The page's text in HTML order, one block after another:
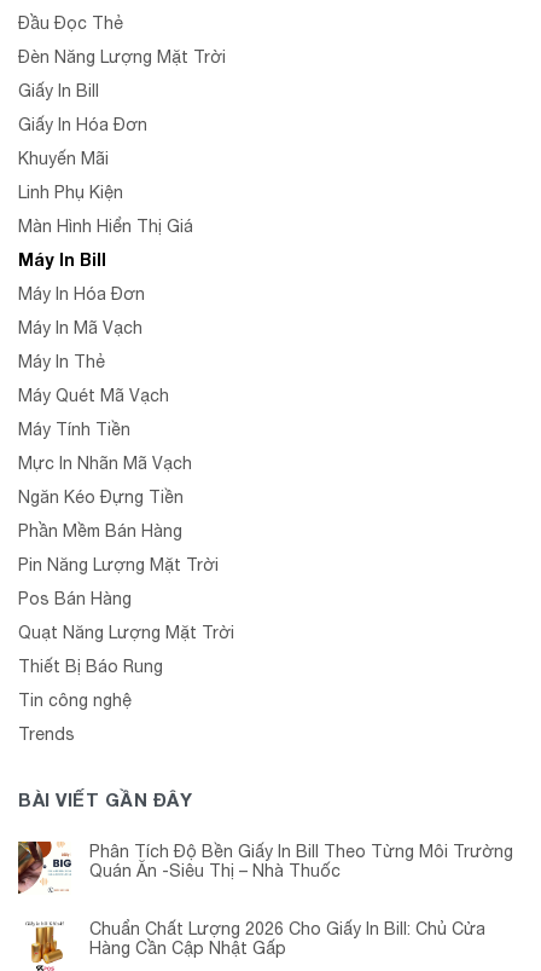
Đầu Đọc Thẻ
Đèn Năng Lượng Mặt Trời
Giấy In Bill
Giấy In Hóa Đơn
Khuyến Mãi
Linh Phụ Kiện
Màn Hình Hiển Thị Giá
Máy In Bill
Máy In Hóa Đơn
Máy In Mã Vạch
Máy In Thẻ
Máy Quét Mã Vạch
Máy Tính Tiền
Mực In Nhãn Mã Vạch
Ngăn Kéo Đựng Tiền
Phần Mềm Bán Hàng
Pin Năng Lượng Mặt Trời
Pos Bán Hàng
Quạt Năng Lượng Mặt Trời
Thiết Bị Báo Rung
Tin công nghệ
Trends
BÀI VIẾT GẦN ĐÂY
Phân Tích Độ Bền Giấy In Bill Theo Từng Môi Trường
Quán Ăn -Siêu Thị – Nhà Thuốc
Chuẩn Chất Lượng 2026 Cho Giấy In Bill: Chủ Cửa
Hàng Cần Cập Nhật Gấp